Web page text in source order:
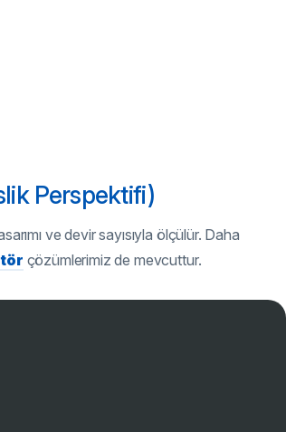
Perspektifi)
ve devir sayısıyla ölçülür. Daha
çözümlerimiz de mevcuttur.